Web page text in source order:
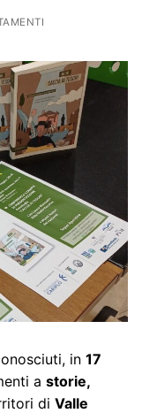
in 17
a storie,
di Valle